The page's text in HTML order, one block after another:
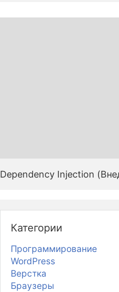
Dependency Injection
Категории
Программирование
WordPress
Верстка
Браузеры